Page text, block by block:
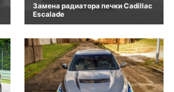
Замена радиатора печки Cadillac
Escalade